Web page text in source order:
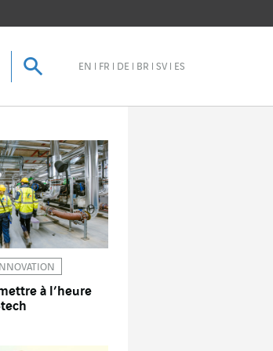
Recherche
EN FR DE BR SV ES
Recherche
à l’heure